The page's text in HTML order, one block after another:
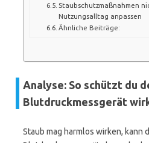
Staubschutzmaßnahmen
Nutzungsalltag anpassen
Ähnliche Beiträge:
Analyse: So schützt du
Blutdruckmessgerät
Staub mag harmlos wirken, kann